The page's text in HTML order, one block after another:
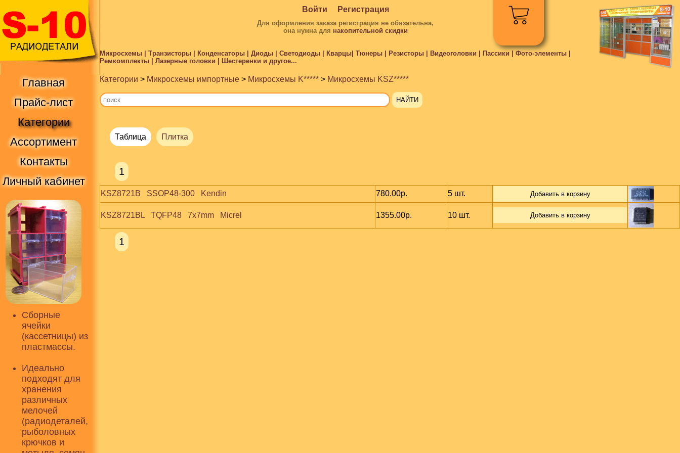
Войти Регистрация
Для оформления заказа регистрация не обязательна,
она нужна для накопительной скидки
Микросхемы | Транзисторы | Конденсаторы | Диоды | Светодиоды | Кварцы| Тюнеры | Резисторы | Видеоголовки | Пассики | Фото-элементы |
Ремкомплекты | Лазерные головки | Шестеренки и другое...
Главная
Прайс-лист
Категории
Ассортимент
Контакты
Личный кабинет
Сборные
ячейки
(кассетницы) из
пластмассы.
Идеально
подходят для
хранения
различных
мелочей
(радиодеталей,
рыболовных
крючков и
Категории > Микросхемы импортные > Микросхемы K***** > Микросхемы KSZ*****
Таблица Плитка
1
KSZ8721B   SSOP48-300   Kendin 780.00р. 5 шт. Добавить в корзину
KSZ8721BL   TQFP48   7x7mm   Micrel 1355.00р. 10 шт. Добавить в корзину
1